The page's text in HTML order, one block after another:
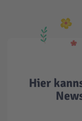
Hier